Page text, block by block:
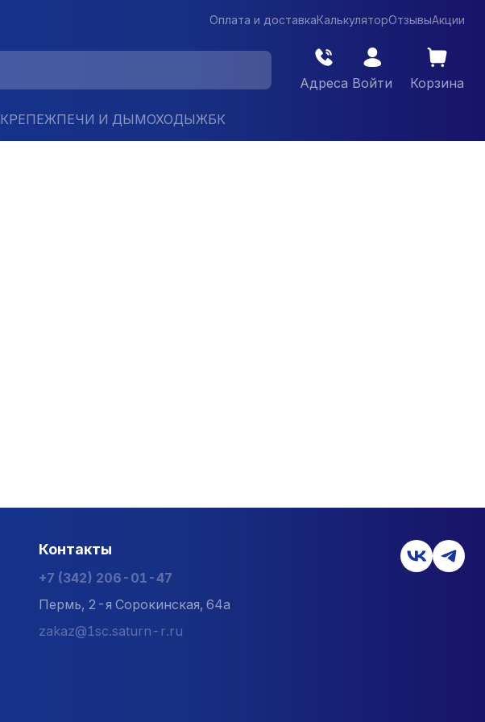
Оплата и доставкаКалькуляторОтзывыАкции
Адреса Войти Корзина
КРЕПЕЖПЕЧИ И ДЫМОХОДЫЖБК
Контакты
+7 (342) 206-01-47
Пермь, 2-я Сорокинская, 64а
zakaz@1sc.saturn-r.ru